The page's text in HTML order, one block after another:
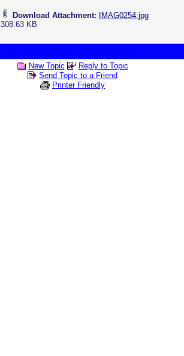
Download Attachment:
IMAG0254.jpg
308.63 KB
New Topic
Reply to Topic
Send Topic to a Friend
Printer Friendly